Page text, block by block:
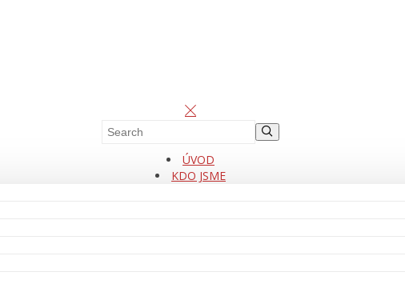
ÚVOD
KDO JSME